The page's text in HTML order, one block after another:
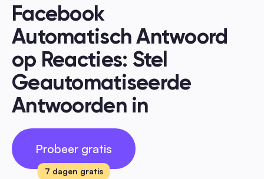
Facebook
Automatisch Antwoord
op Reacties: Stel
Geautomatiseerde
Antwoorden in
Probeer gratis
7 dagen gratis